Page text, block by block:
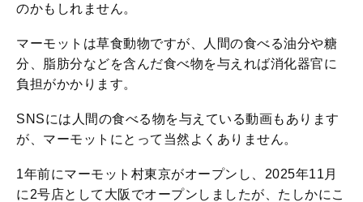
のかもしれません。
マーモットは草食動物ですが、人間の食べる油分や糖
分、脂肪分などを含んだ食べ物を与えれば消化器官に
負担がかかります。
SNSには人間の食べる物を与えている動画もあります
が、マーモットにとって当然よくありません。
1年前にマーモット村東京がオープンし、2025年11月
に2号店として大阪でオープンしましたが、たしかにこ